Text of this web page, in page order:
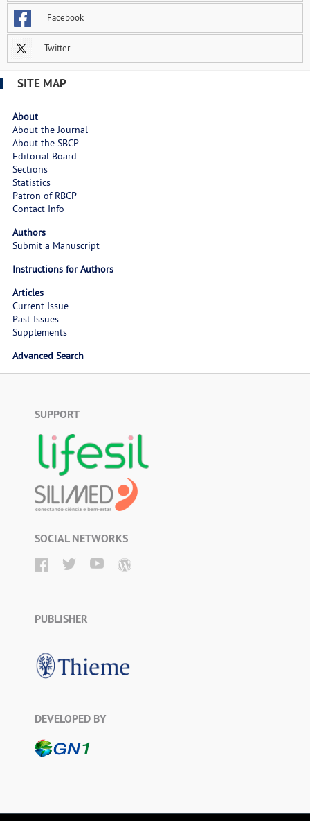
Facebook
Twitter
SITE MAP
About
About the Journal
About the SBCP
Editorial Board
Sections
Statistics
Patron of RBCP
Contact Info
Authors
Submit a Manuscript
Instructions for Authors
Articles
Current Issue
Past Issues
Supplements
Advanced Search
SUPPORT
SOCIAL NETWORKS
PUBLISHER
DEVELOPED BY